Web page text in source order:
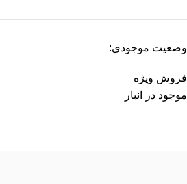
وضعیت موجودی:
فروش ویژه
موجود در انبار